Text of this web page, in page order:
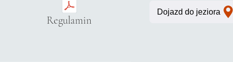
Regulamin
Dojazd do jeziora